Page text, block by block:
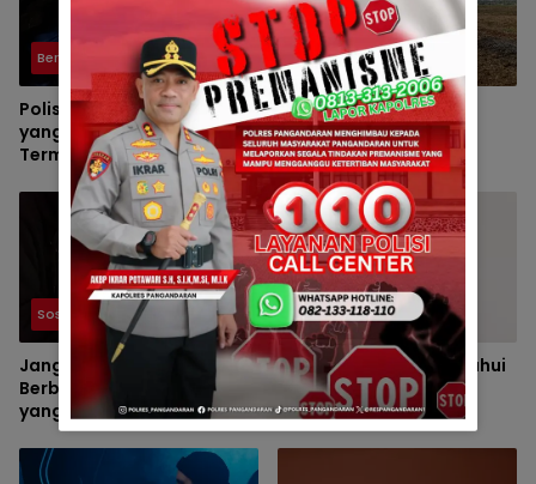
Berita
Polisi Evakuasi Ibu Bayi
yang Ditelantarkan di
Terminal Kalipucang dari
Dalam Goa
Polsek
Polsek Padaherang
Monitoring Kesiapan
Lahan Program
Penanaman Jagung di
Desa Ciganjeng
Sosial dan Umum
Jangan Mudah Percaya! Ini
Berbagai Modus Penipuan
yang Sering Menjerat
Masyarakat
Sosial dan Umum
Terlanjur Tertipu? Ketahui
Langkah yang Harus
Dilakukan dan Cara
Mencegah Kejadian
Terulang